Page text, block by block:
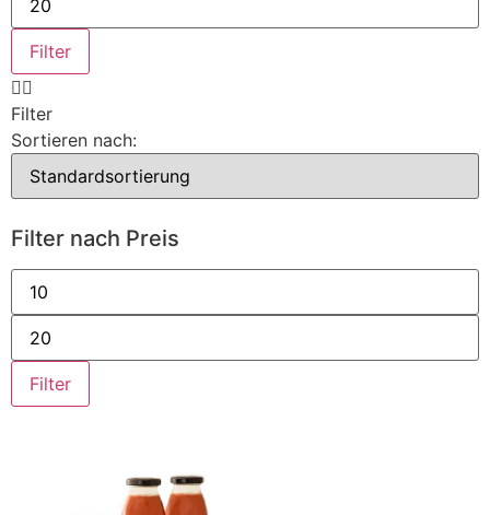
Preis
Filter
Filter
Sortieren nach:
Filter nach Preis
Min.
Preis
Max.
Preis
Filter